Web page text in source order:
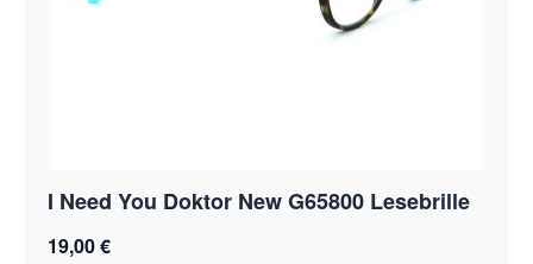
I Need You Doktor New G65800 Lesebrille
19,00 €